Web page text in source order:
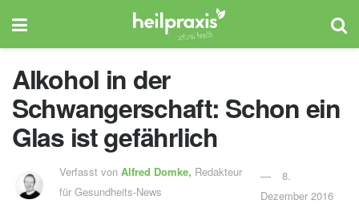
Alkohol in der
Schwangerschaft: Schon ein
Glas ist gefährlich
Verfasst vonAlfred Domke, Redakteur
für Gesundheits-News
8.
Dezember 2016